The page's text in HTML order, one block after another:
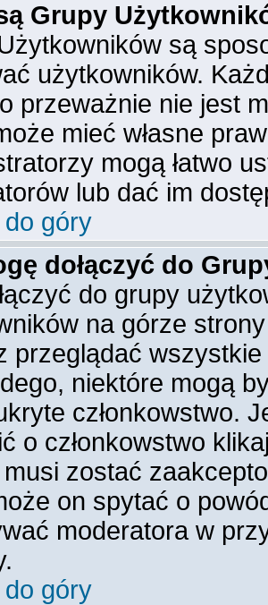
Grupy
są
użytkowników.
przeważnie nie jest
mieć własne
mogą łatwo
lub dać im
góry
dołączyć do
do grupy
na górze
przeglądać
niektóre mogą
członkowstwo.
o członkowstwo
zostać
on spytać o
moderatora w
góry